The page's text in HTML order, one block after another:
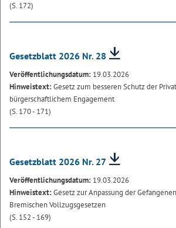
(S. 172)
Gesetzblatt 2026 Nr. 28
Veröffentlichungsdatum: 19.03.2026
Hinweistext:Gesetz zum besseren Schutz der
bürgerschaftlichem Engagement
(S. 170 - 171)
Gesetzblatt 2026 Nr. 27
Veröffentlichungsdatum: 19.03.2026
Hinweistext:Gesetz zur Anpassung der
Bremischen Vollzugsgesetzen
(S. 152 - 169)